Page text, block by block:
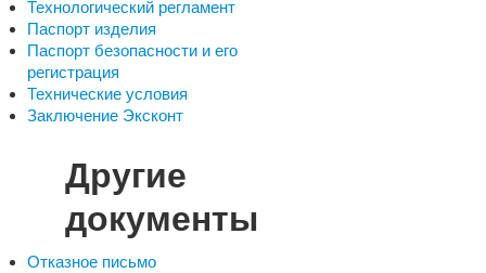
Технологический регламент
Паспорт изделия
Паспорт безопасности и его
регистрация
Технические условия
Заключение Эксконт
Другие
документы
Отказное письмо